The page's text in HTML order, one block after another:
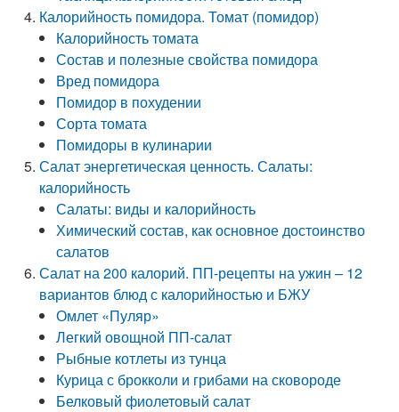
Калорийность помидора. Томат (помидор)
Калорийность томата
Состав и полезные свойства помидора
Вред помидора
Помидор в похудении
Сорта томата
Помидоры в кулинарии
Салат энергетическая ценность. Салаты:
калорийность
Салаты: виды и калорийность
Химический состав, как основное достоинство
салатов
Салат на 200 калорий. ПП-рецепты на ужин – 12
вариантов блюд с калорийностью и БЖУ
Омлет «Пуляр»
Легкий овощной ПП-салат
Рыбные котлеты из тунца
Курица с брокколи и грибами на сковороде
Белковый фиолетовый салат